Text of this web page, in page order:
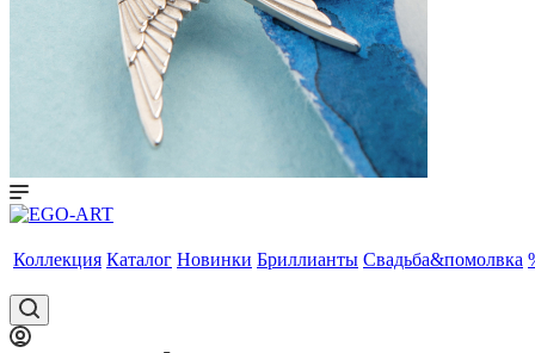
Коллекция Каталог Новинки Бриллианты Свадьба&помолвка